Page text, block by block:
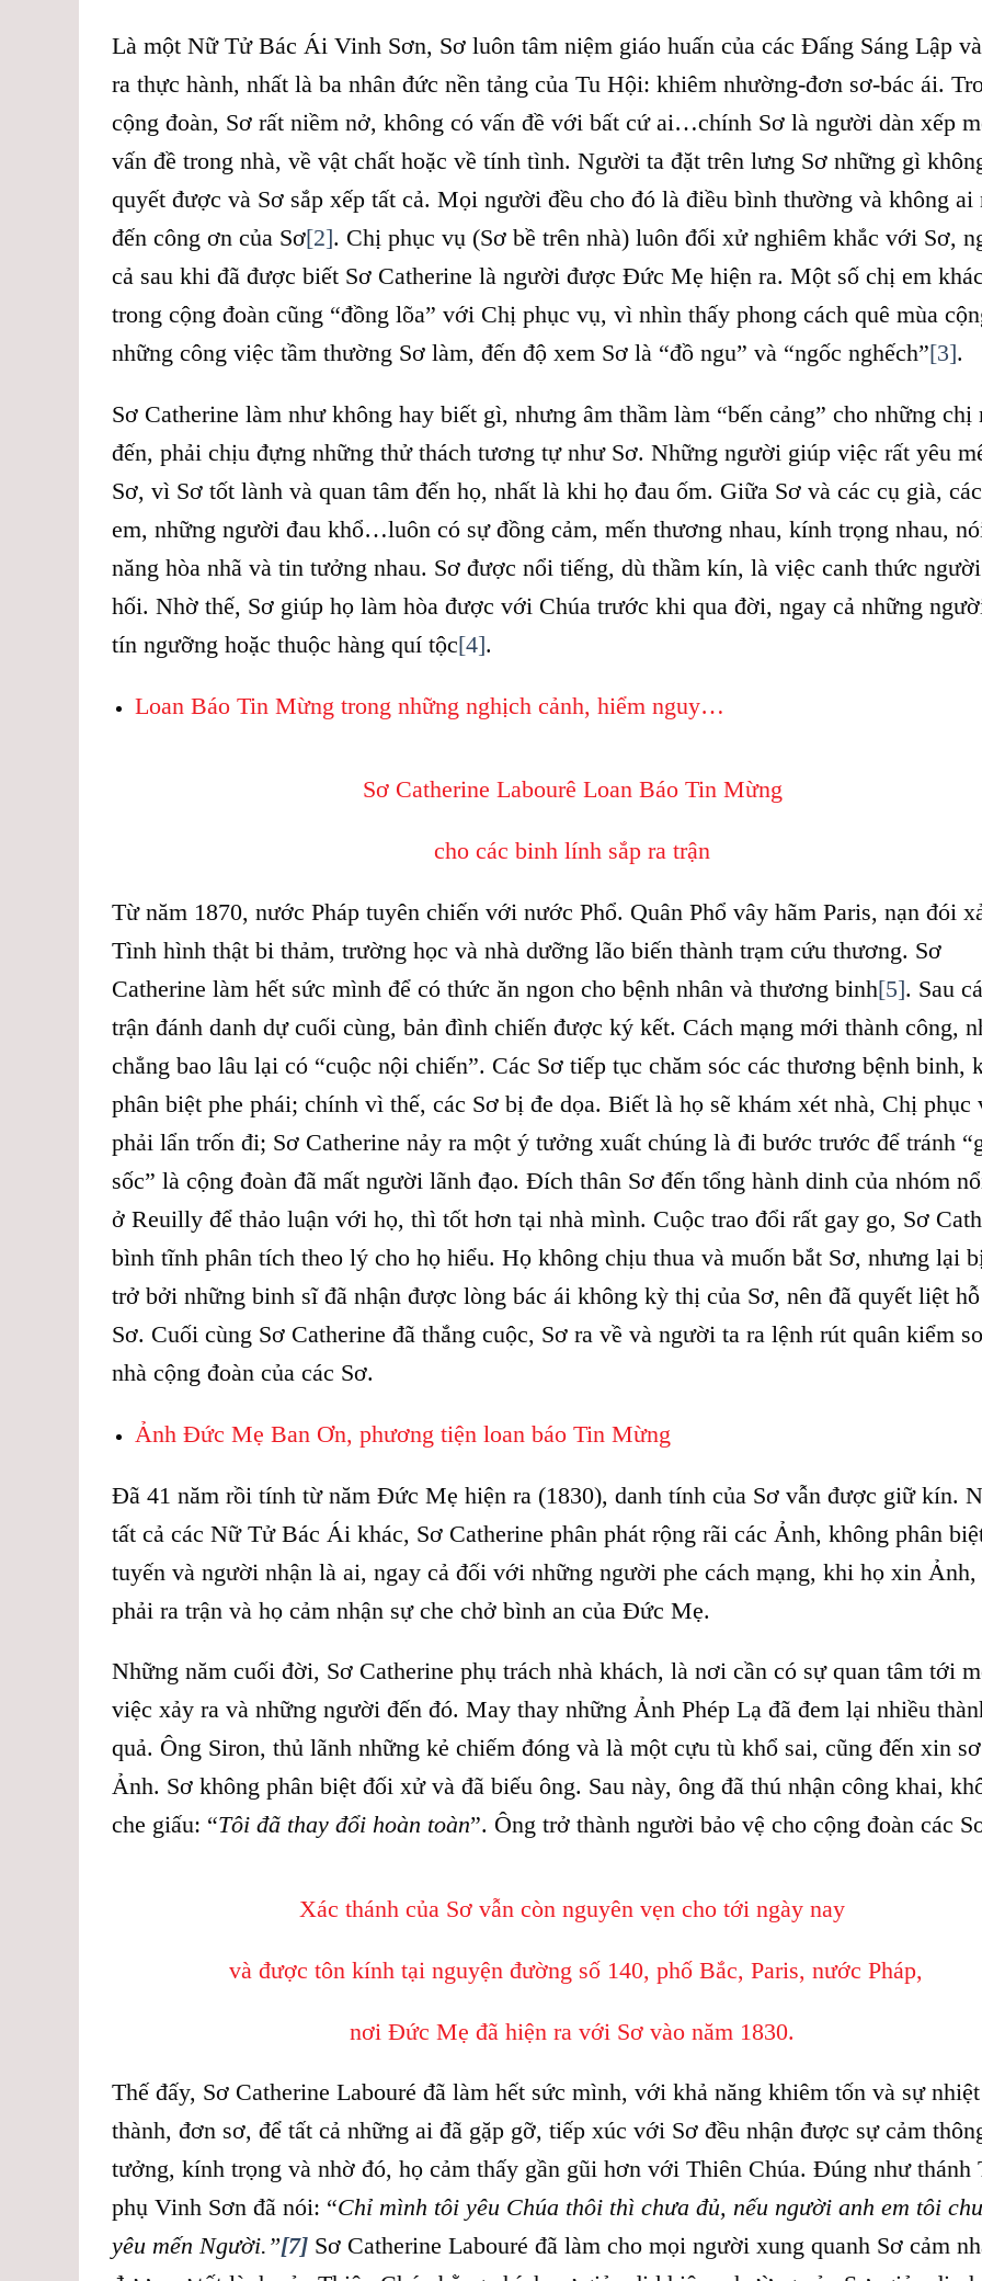
Là một Nữ Tử Bác Ái Vinh Sơn, Sơ luôn tâm niệm giáo huấn của các Đấng Sáng Lập
ra thực hành, nhất là ba nhân đức nền tảng của Tu Hội: khiêm nhường-đơn sơ-bác ái.
cộng đoàn, Sơ rất niềm nở, không có vấn đề với bất cứ ai…chính Sơ là người dàn xếp
vấn đề trong nhà, về vật chất hoặc về tính tình. Người ta đặt trên lưng Sơ những gì
quyết được và Sơ sắp xếp tất cả. Mọi người đều cho đó là điều bình thường và không ai
đến công ơn của Sơ[2]. Chị phục vụ (Sơ bề trên nhà) luôn đối xử nghiêm khắc với Sơ,
cả sau khi đã được biết Sơ Catherine là người được Đức Mẹ hiện ra. Một số chị em khác
trong cộng đoàn cũng “đồng lõa” với Chị phục vụ, vì nhìn thấy phong cách quê mùa
những công việc tầm thường Sơ làm, đến độ xem Sơ là “đồ ngu” và “ngốc nghếch”[3].
Sơ Catherine làm như không hay biết gì, nhưng âm thầm làm “bến cảng” cho những chị
đến, phải chịu đựng những thử thách tương tự như Sơ. Những người giúp việc rất yêu
Sơ, vì Sơ tốt lành và quan tâm đến họ, nhất là khi họ đau ốm. Giữa Sơ và các cụ già,
em, những người đau khổ…luôn có sự đồng cảm, mến thương nhau, kính trọng nhau,
năng hòa nhã và tin tưởng nhau. Sơ được nổi tiếng, dù thầm kín, là việc canh thức
hối. Nhờ thế, Sơ giúp họ làm hòa được với Chúa trước khi qua đời, ngay cả những
tín ngưỡng hoặc thuộc hàng quí tộc[4].
Loan Báo Tin Mừng trong những nghịch cảnh, hiểm nguy…
Sơ Catherine Labourê Loan Báo Tin Mừng
cho các binh lính sắp ra trận
Từ năm 1870, nước Pháp tuyên chiến với nước Phổ. Quân Phổ vây hãm Paris, nạn đói
Tình hình thật bi thảm, trường học và nhà dưỡng lão biến thành trạm cứu thương. Sơ
Catherine làm hết sức mình để có thức ăn ngon cho bệnh nhân và thương binh[5]. Sau
trận đánh danh dự cuối cùng, bản đình chiến được ký kết. Cách mạng mới thành công,
chẳng bao lâu lại có “cuộc nội chiến”. Các Sơ tiếp tục chăm sóc các thương bệnh binh,
phân biệt phe phái; chính vì thế, các Sơ bị đe dọa. Biết là họ sẽ khám xét nhà, Chị phục
phải lẩn trốn đi; Sơ Catherine nảy ra một ý tưởng xuất chúng là đi bước trước để tránh
sốc” là cộng đoàn đã mất người lãnh đạo. Đích thân Sơ đến tổng hành dinh của nhóm
ở Reuilly để thảo luận với họ, thì tốt hơn tại nhà mình. Cuộc trao đổi rất gay go, Sơ
bình tĩnh phân tích theo lý cho họ hiểu. Họ không chịu thua và muốn bắt Sơ, nhưng lại
trở bởi những binh sĩ đã nhận được lòng bác ái không kỳ thị của Sơ, nên đã quyết liệt
Sơ. Cuối cùng Sơ Catherine đã thắng cuộc, Sơ ra về và người ta ra lệnh rút quân kiểm
nhà cộng đoàn của các Sơ.
Ảnh Đức Mẹ Ban Ơn, phương tiện loan báo Tin Mừng
Đã 41 năm rồi tính từ năm Đức Mẹ hiện ra (1830), danh tính của Sơ vẫn được giữ kín.
tất cả các Nữ Tử Bác Ái khác, Sơ Catherine phân phát rộng rãi các Ảnh, không phân
tuyến và người nhận là ai, ngay cả đối với những người phe cách mạng, khi họ xin
phải ra trận và họ cảm nhận sự che chở bình an của Đức Mẹ.
Những năm cuối đời, Sơ Catherine phụ trách nhà khách, là nơi cần có sự quan tâm tới
việc xảy ra và những người đến đó. May thay những Ảnh Phép Lạ đã đem lại nhiều
quả. Ông Siron, thủ lãnh những kẻ chiếm đóng và là một cựu tù khổ sai, cũng đến xin
Ảnh. Sơ không phân biệt đối xử và đã biếu ông. Sau này, ông đã thú nhận công khai,
che giấu: “Tôi đã thay đổi hoàn toàn”. Ông trở thành người bảo vệ cho cộng đoàn các
Xác thánh của Sơ vẫn còn nguyên vẹn cho tới ngày nay
và được tôn kính tại nguyện đường số 140, phố Bắc, Paris, nước Pháp,
nơi Đức Mẹ đã hiện ra với Sơ vào năm 1830.
Thế đấy, Sơ Catherine Labouré đã làm hết sức mình, với khả năng khiêm tốn và sự nhiệt
thành, đơn sơ, để tất cả những ai đã gặp gỡ, tiếp xúc với Sơ đều nhận được sự cảm
tưởng, kính trọng và nhờ đó, họ cảm thấy gần gũi hơn với Thiên Chúa. Đúng như thánh
phụ Vinh Sơn đã nói: “Chỉ mình tôi yêu Chúa thôi thì chưa đủ, nếu người anh em tôi
yêu mến Người.”[7] Sơ Catherine Labouré đã làm cho mọi người xung quanh Sơ cảm